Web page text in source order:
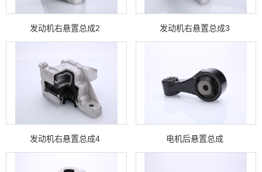
发动机右悬置总成2 发动机右悬置总成3
发动机右悬置总成4 电机后悬置总成